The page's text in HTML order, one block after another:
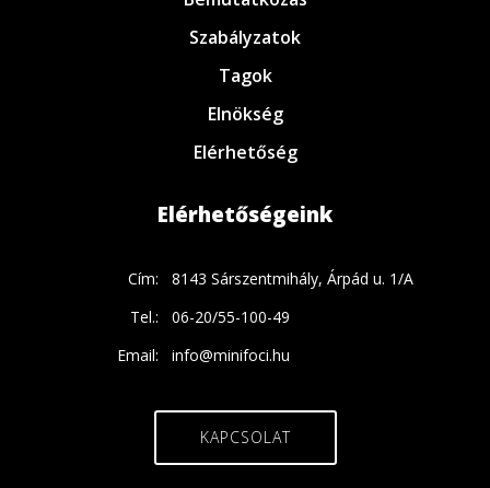
Szabályzatok
Tagok
Elnökség
Elérhetőség
Elérhetőségeink
Cím:
8143 Sárszentmihály, Árpád u. 1/A
Tel.:
06-20/55-100-49
Email:
info@minifoci.hu
KAPCSOLAT